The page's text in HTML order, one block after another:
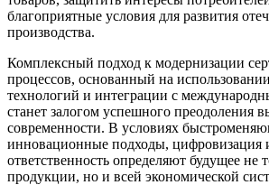
благоприятные условия для развития
производства.
Комплексный подход к модернизации
процессов, основанный на
технологий и интеграции с
станет залогом успешного преодоления
современности. В условиях
инновационные подходы, цифровизация
ответственность определяют будущее не
продукции, но и всей экономической